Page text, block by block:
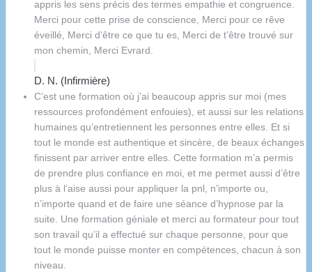
appris les sens précis des termes empathie et congruence.
Merci pour cette prise de conscience, Merci pour ce rêve
éveillé, Merci d’être ce que tu es, Merci de t’être trouvé sur
mon chemin, Merci Evrard.
D. N. (Infirmière)
C’est une formation où j’ai beaucoup appris sur moi (mes
ressources profondément enfouies), et aussi sur les relations
humaines qu’entretiennent les personnes entre elles. Et si
tout le monde est authentique et sincère, de beaux échanges
finissent par arriver entre elles. Cette formation m’a permis
de prendre plus confiance en moi, et me permet aussi d’être
plus à l’aise aussi pour appliquer la pnl, n’importe ou,
n’importe quand et de faire une séance d’hypnose par la
suite. Une formation géniale et merci au formateur pour tout
son travail qu’il a effectué sur chaque personne, pour que
tout le monde puisse monter en compétences, chacun à son
niveau.